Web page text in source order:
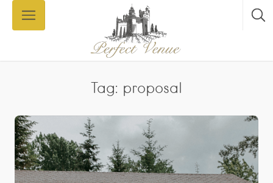
Tag: proposal